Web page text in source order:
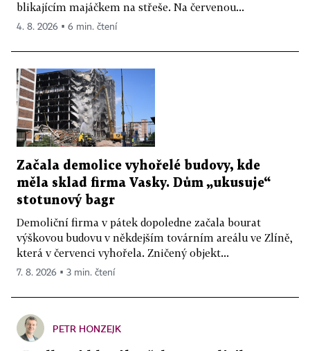
blikajícím majáčkem na střeše. Na červenou...
4. 8. 2026 ▪ 6 min. čtení
Začala demolice vyhořelé budovy, kde
měla sklad firma Vasky. Dům „ukusuje“
stotunový bagr
Demoliční firma v pátek dopoledne začala bourat
výškovou budovu v někdejším továrním areálu ve Zlíně,
která v červenci vyhořela. Zničený objekt...
7. 8. 2026 ▪ 3 min. čtení
PETR HONZEJK